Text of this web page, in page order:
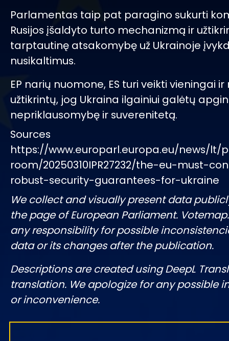
Parlamentas taip pat paragino sukurti
Rusijos įšaldyto turto mechanizmą ir
tarptautinę atsakomybę už Ukrainoje
nusikaltimus.
EP narių nuomone, ES turi veikti vieningai
užtikrintų, jog Ukraina ilgainiui galėtų
nepriklausomybę ir suverenitetą.
Sources
https://www.europarl.europa.eu/news/lt/
room/20250310IPR27232/the-eu-must-
robust-security-guarantees-for-ukraine
We collect and visually present data
the page of European Parliament.
any responsibility for possible
data or its changes after the publication.
Descriptions are created using DeepL
translation. We apologize for any possible
or inconvenience.